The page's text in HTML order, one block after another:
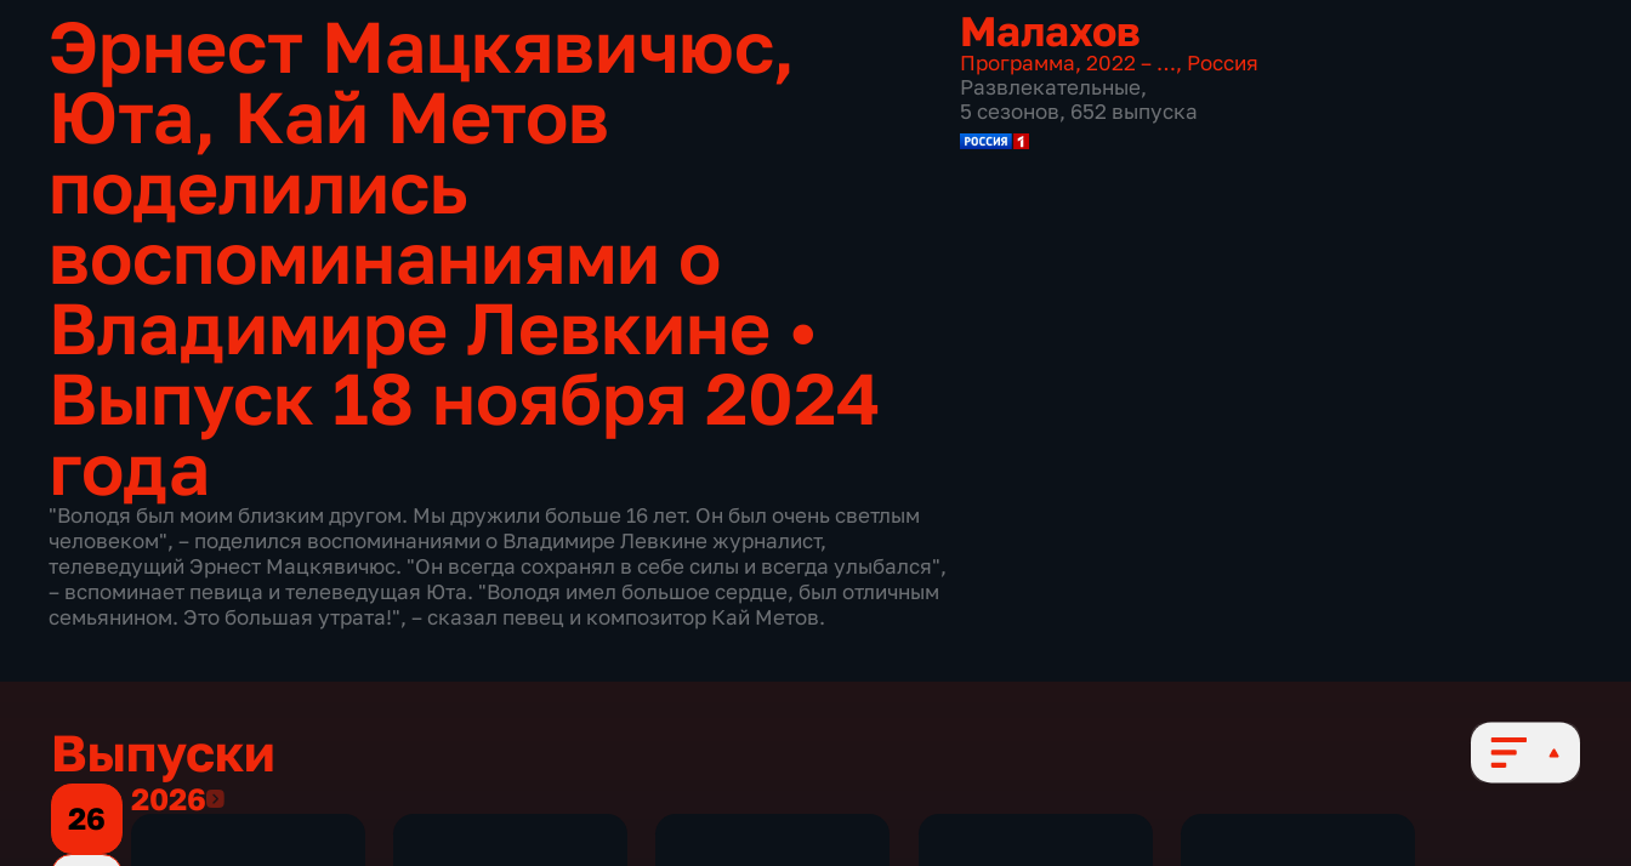
Эрнест Мацкявичюс,
Юта, Кай Метов
поделились
воспоминаниями о
Владимире Левкине •
Выпуск 18 ноября 2024
года
"Володя был моим близким другом. Мы дружили больше 16 лет. Он был очень светлым
человеком", – поделился воспоминаниями о Владимире Левкине журналист,
телеведущий Эрнест Мацкявичюс. "Он всегда сохранял в себе силы и всегда улыбался",
– вспоминает певица и телеведущая Юта. "Володя имел большое сердце, был отличным
семьянином. Это большая утрата!", – сказал певец и композитор Кай Метов.
Малахов
Программа, 2022 – …, Россия
Развлекательные,
5 сезонов, 652 выпуска
Выпуски
26
20262026